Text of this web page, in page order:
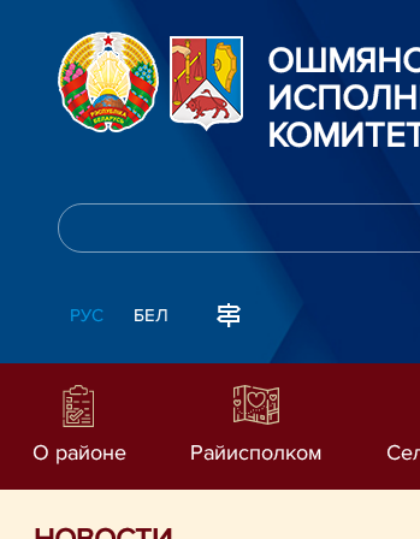
РУС БЕЛ
О районе Райисполком